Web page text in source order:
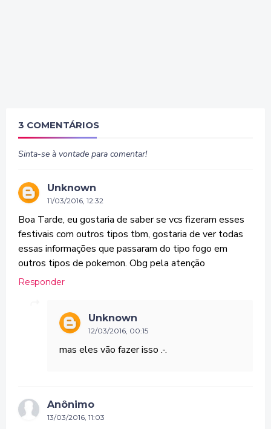
3 COMENTÁRIOS
Sinta-se à vontade para comentar!
Unknown
11/03/2016, 12:32
Boa Tarde, eu gostaria de saber se vcs fizeram esses
festivais com outros tipos tbm, gostaria de ver todas
essas informações que passaram do tipo fogo em
outros tipos de pokemon. Obg pela atenção
Responder
Unknown
12/03/2016, 00:15
mas eles vão fazer isso .-.
Anônimo
13/03/2016, 11:03